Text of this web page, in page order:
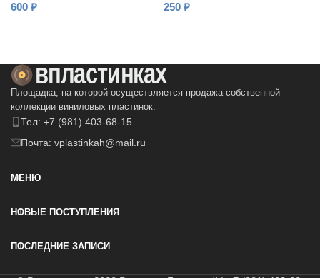
600 ₽ 250 ₽
Площадка, на которой осуществляется продажа собственной
коллекции виниловых пластинок.
Тел: +7 (981) 403-68-15
Почта: vplastinkah@mail.ru
МЕНЮ
НОВЫЕ ПОСТУПЛЕНИЯ
ПОСЛЕДНИЕ ЗАПИСИ